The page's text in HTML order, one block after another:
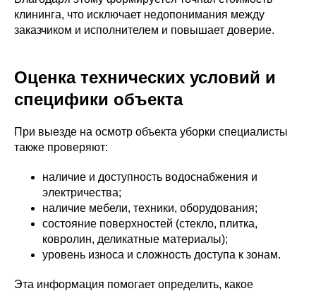
клининга, что исключает недопонимания между
заказчиком и исполнителем и повышает доверие.
Оценка технических условий и
специфики объекта
При выезде на осмотр объекта уборки специалисты
также проверяют:
наличие и доступность водоснабжения и
электричества;
наличие мебели, техники, оборудования;
состояние поверхностей (стекло, плитка,
ковролин, деликатные материалы);
уровень износа и сложность доступа к зонам.
Эта информация помогает определить, какое